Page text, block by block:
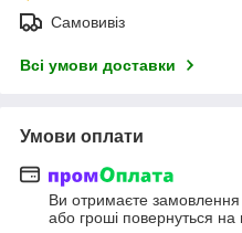
Самовивіз
Всі умови доставки
Умови оплати
Ви отримаєте замовлення
або гроші повернуться на